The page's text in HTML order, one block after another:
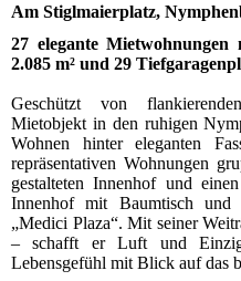
Am Stiglmaierplatz,
27 elegante Mietwohnungen
2.085 m² und 29
Geschützt von
Mietobjekt in den ruhigen
Wohnen hinter eleganten
repräsentativen Wohnungen
gestalteten Innenhof und
Innenhof mit Baumtisch und
„Medici Plaza“. Mit seiner
– schafft er Luft und
Lebensgefühl mit Blick auf das